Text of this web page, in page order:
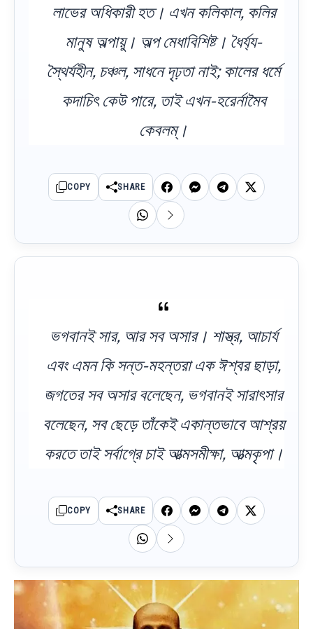
লাভের অধিকারী হত। এখন কলিকাল, কলির
মানুষ অল্পায়ু। অল্প মেধাবিশিষ্ট। ধৈর্য্য-
স্থৈর্যহীন, চঞ্চল, সাধনে দৃঢ়তা নাই; কালের ধর্মে
কদাচিৎ কেউ পারে, তাই এখন-হরের্নামৈব
কেবলম্।
COPY SHARE
ভগবানই সার, আর সব অসার। শাস্ত্র, আচার্য
এবং এমন কি সন্ত-মহন্তরা এক ঈশ্বর ছাড়া,
জগতের সব অসার বলেছেন, ভগবানই সারাৎসার
বলেছেন, সব ছেড়ে তাঁকেই একান্তভাবে আশ্রয়
করতে তাই সর্বাগ্রে চাই আত্মসমীক্ষা, আত্মকৃপা।
COPY SHARE